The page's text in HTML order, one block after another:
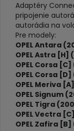
Adaptéry
pripojenie
autorádia na
Pre modely:
OPEL Antara
OPEL Astra [H]
OPEL Corsa
OPEL Corsa
OPEL Meriva
OPEL Signum
OPEL Tigra
OPEL Vectra
OPEL Zafira